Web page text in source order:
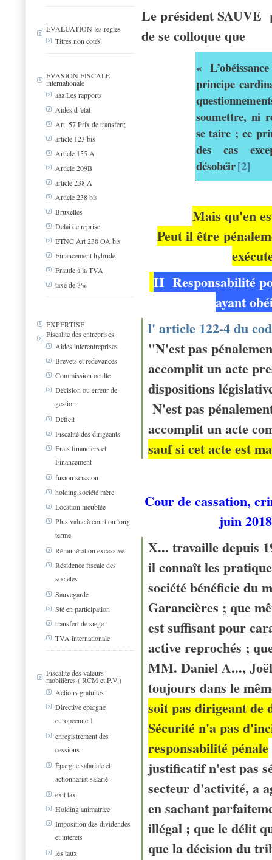
EVALUATION les regles
Titres non cotés
EVASION FISCALE
internationale
aaa Les rapports
Aides d 'etat
Art. 57 Prix de transfert;
article 123 bis
Article 155 A
Article 209B
article 238 A
Article 238 bis
Bruxelles
Delai de reprise
ETNC Art 238 OA bis
Financement hybride
Fraude à la TVA
taxe de 3%
EXPERTISE
Fiscalite des entreprises
Aides interentreprises
Brevets et redevances
Commission oculte
Décision ou erreur de
gestion
Déficit
Fiscalité des dirigeants
Frais financiers et
Financement
fusion scission
holding,société mère
Location meublée
Plus value à court ou long
terme
Rémunération excessive
Résidence fiscale des
societes
Sauvegarde
Sté en participation
transfert de siege
TVA internationale
Fiscalite des valeurs
mobilières ( RCM et P.V.)
Actions gratuites
Directive epargne
europeenne 1
enregistrement des
cessions
Épargne salariale et
actionnariat salarié
exit tax
Holding animatrice
Imposition des dividendes
et interets
les taux
Le président SAUVE
de se colloque que
«
principe
soumettre, ni
se taire ; ce
des cas
désobéir[2]
Mais qu'en
Peut il être
II Responsabilité
ayant
l' article 122-4 du
"N'est pas
accomplit un acte
dispositions
N'est pas
accomplit un acte
sauf si cet acte est
Cour de cassation,
juin
X... travaille depuis
il connaît les
société bénéficie du
Garancières ; que
est suffisant pour
active reprochés ;
MM. Daniel A...,
toujours dans le
soit pas dirigeant de
Sécurité n'a pas
responsabilité pénale
justificatif n'est pas
secteur d'activité, a
en sachant
illégal ; que le délit
que la décision du